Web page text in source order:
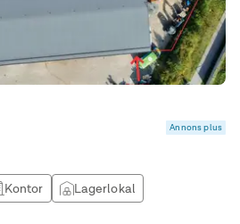
Annons plus
Kontor Lagerlokal